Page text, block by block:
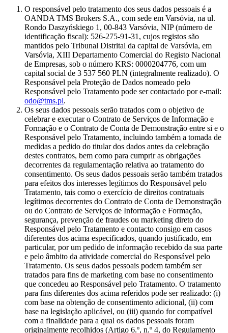
O responsável pelo tratamento dos seus dados pessoais é a
OANDA TMS Brokers S.A., com sede em Varsóvia, na ul.
Rondo Daszyńskiego 1, 00-843 Varsóvia, NIP (número de
identificação fiscal): 526-275-91-31, cujos registos são
mantidos pelo Tribunal Distrital da capital de Varsóvia, em
Varsóvia, XIII Departamento Comercial do Registo Nacional
de Empresas, sob o número KRS: 0000204776, com um
capital social de 3 537 560 PLN (integralmente realizado). O
Responsável pela Proteção de Dados nomeado pelo
Responsável pelo Tratamento pode ser contactado por e-mail:
odo@tms.pl.
Os seus dados pessoais serão tratados com o objetivo de
celebrar e executar o Contrato de Serviços de Informação e
Formação e o Contrato de Conta de Demonstração entre si e o
Responsável pelo Tratamento, incluindo também a tomada de
medidas a pedido do titular dos dados antes da celebração
destes contratos, bem como para cumprir as obrigações
decorrentes da regulamentação relativa ao tratamento do
consentimento. Os seus dados pessoais serão também tratados
para efeitos dos interesses legítimos do Responsável pelo
Tratamento, tais como o exercício de direitos contratuais
legítimos decorrentes do Contrato de Conta de Demonstração
ou do Contrato de Serviços de Informação e Formação,
segurança, prevenção de fraudes ou marketing direto do
Responsável pelo Tratamento e contacto consigo em casos
diferentes dos acima especificados, quando justificado, em
particular, por um pedido de informação recebido da sua parte
e pelo âmbito da atividade comercial do Responsável pelo
Tratamento. Os seus dados pessoais podem também ser
tratados para fins de marketing com base no consentimento
que concedeu ao Responsável pelo Tratamento. O tratamento
para fins diferentes dos acima referidos pode ser realizado: (i)
com base na obtenção de consentimento adicional, (ii) com
base na legislação aplicável, ou (iii) quando for compatível
com a finalidade para a qual os dados pessoais foram
originalmente recolhidos (Artigo 6.º, n.º 4, do Regulamento